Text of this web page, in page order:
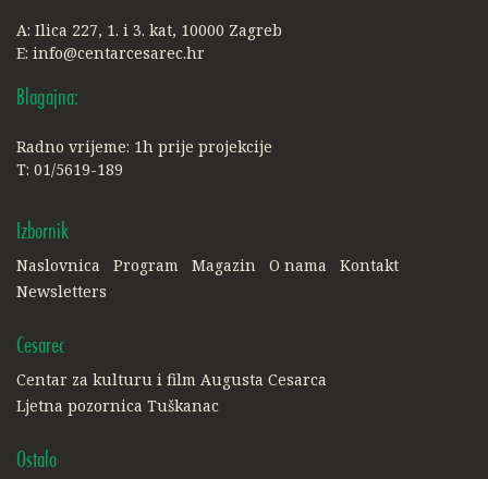
A: Ilica 227, 1. i 3. kat, 10000 Zagreb
E: info@centarcesarec.hr
Blagajna:
Radno vrijeme: 1h prije projekcije
T: 01/5619-189
Izbornik
Naslovnica Program Magazin O nama
Kontakt
Newsletters
Cesarec
Centar za kulturu i film Augusta Cesarca
Ljetna pozornica Tuškanac
Ostalo